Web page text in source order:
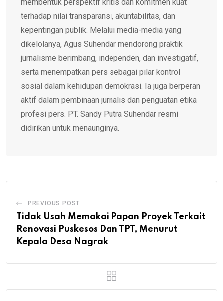
membentuk perspektif kritis dan komitmen kuat
terhadap nilai transparansi, akuntabilitas, dan
kepentingan publik. Melalui media-media yang
dikelolanya, Agus Suhendar mendorong praktik
jurnalisme berimbang, independen, dan investigatif,
serta menempatkan pers sebagai pilar kontrol
sosial dalam kehidupan demokrasi. Ia juga berperan
aktif dalam pembinaan jurnalis dan penguatan etika
profesi pers. PT. Sandy Putra Suhendar resmi
didirikan untuk menaunginya.
PREVIOUS POST
Tidak Usah Memakai Papan Proyek Terkait
Renovasi Puskesos Dan TPT, Menurut
Kepala Desa Nagrak